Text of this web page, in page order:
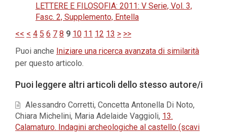
LETTERE E FILOSOFIA: 2011: V Serie, Vol. 3,
Fasc. 2, Supplemento, Entella
<< < 4 5 6 7 8 9 10 11 12 13 > >>
Puoi anche Iniziare una ricerca avanzata di similarità
per questo articolo.
Puoi leggere altri articoli dello stesso autore/i
Alessandro Corretti, Concetta Antonella Di Noto,
Chiara Michelini, Maria Adelaide Vaggioli, 13.
Calamaturo. Indagini archeologiche al castello (scavi